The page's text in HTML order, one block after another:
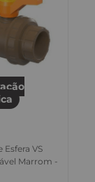
Esfera VS
Marrom -